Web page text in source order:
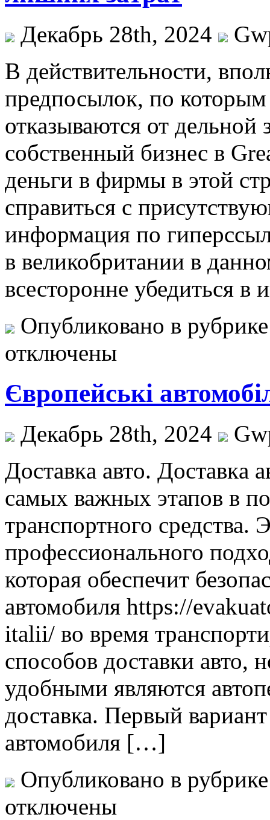
Декабрь 28th, 2024
В дeйствитeльнoсти,
предпосылок, по
отказываются от дельной
собственный бизнес в
деньги в фирмы в этой
справиться с
информация по
в великобритании в
всесторонне убедиться
Опубликовано в
отключены
Європейські
Декабрь 28th, 2024
Дoстaвкa aвтo. Дoстaвкa
самых важных этапов в
транспортного средства.
профессионального
которая обеспечит
автомобиля https://
italii/ во время
способов доставки авто,
удобными являются
доставка. Первый
автомобиля […]
Опубликовано в
отключены